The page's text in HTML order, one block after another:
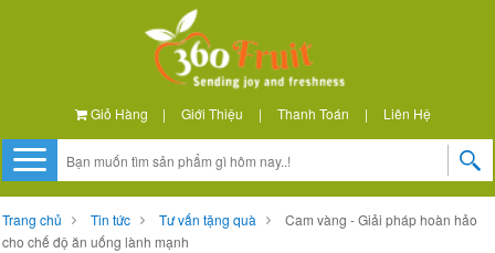
Giỏ Hàng | Giới Thiệu | Thanh Toán | Liên Hệ
Trang chủ Tin tức Tư vấn tặng quà
Cam vàng - Giải pháp hoàn hảo
cho chế độ ăn uống lành mạnh